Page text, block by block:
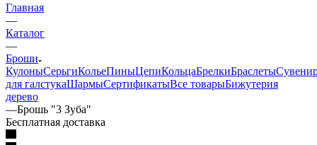
Главная
—
Каталог
—
Броши
КулоныСерьгиКольеПиныЦепиКольцаБрелкиБраслеты
для галстукаШармыСертификатыВсе товарыБижутерия
дерево
—Брошь "3 Зуба"
Бесплатная доставка